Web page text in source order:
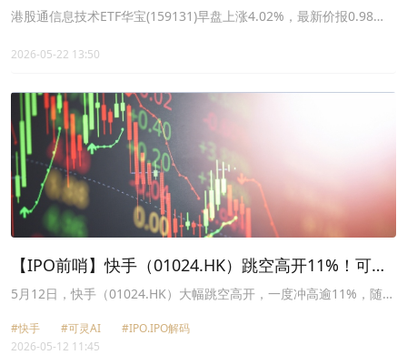
(159131)早盘上涨4.02%
港股通信息技术ETF华宝(159131)早盘上涨4.02%，最新价报0.98
新上市来新高。MINIMAX-W、明略科技-W、快手-W等企业跟涨。
2026-05-22 13:50
【IPO前哨】快手（01024.HK）跳空高开11%！可灵
AI传分拆上市引爆股价
5月12日，快手（01024.HK）大幅跳空高开，一度冲高逾11%，随后
港元。
#快手 #可灵AI
#IPO.IPO解码
2026-05-12 11:45